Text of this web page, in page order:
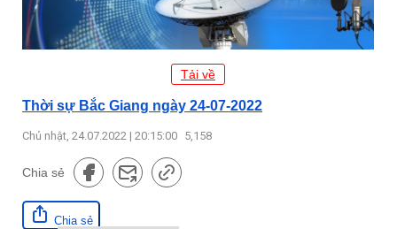
Tải về
Thời sự Bắc Giang ngày 24-07-2022
Chủ nhật, 24.07.2022 | 20:15:00 5,158
Chia sẻ
Chia sẻ